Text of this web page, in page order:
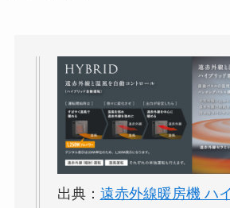
出典： 遠赤外線暖房機 ハ